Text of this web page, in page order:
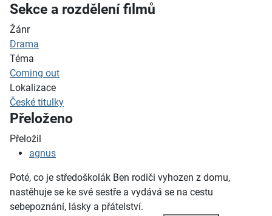
Sekce a rozdělení filmů
Žánr
Drama
Téma
Coming out
Lokalizace
České titulky
Přeloženo
Přeložil
agnus
Poté, co je středoškolák Ben rodiči vyhozen z domu,
nastěhuje se ke své sestře a vydává se na cestu
sebepoznání, lásky a přátelství.